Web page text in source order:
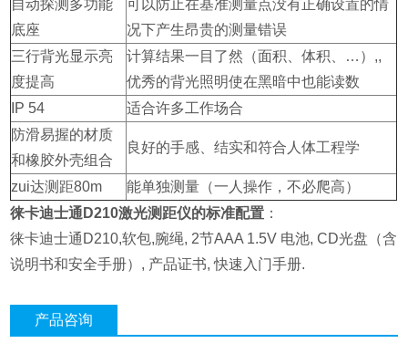
自动探测多功能
底座
可以防止在基准测量点没有正确设置的情
况下产生昂贵的测量错误
三行背光显示亮
度提高
计算结果一目了然（面积、体积、…）,,
优秀的背光照明使在黑暗中也能读数
IP 54
适合许多工作场合
防滑易握的材质
和橡胶外壳组合
良好的手感、结实和符合人体工程学
zui达测距80m
能单独测量（一人操作，不必爬高）
徕卡迪士通D210激光测距仪的标准配置 ：
徕卡迪士通D210,软包,腕绳, 2节AAA 1.5V 电池, CD光盘（含
说明书和安全手册）, 产品证书, 快速入门手册.
产品咨询